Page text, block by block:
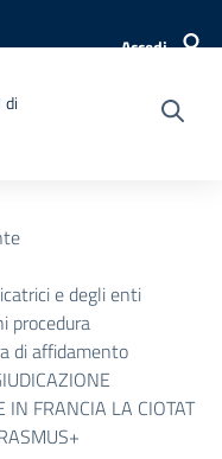
Accedi
di
e degli enti
procedura
di affidamento
IN FRANCIA LA CIOTAT